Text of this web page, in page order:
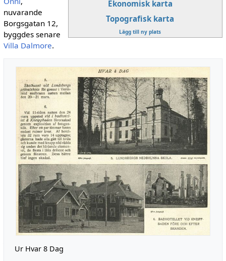
Ekonomisk karta
Topografisk karta
Lägg till ny plats
nuvarande
Borgsgatan 12,
byggdes senare
Villa Dalmore.
Ur Hvar 8 Dag